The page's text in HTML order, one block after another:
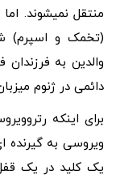
منتقل نمیشوند.
والدین به
دائمی در ژنوم
برای اینکه
ویروسی به